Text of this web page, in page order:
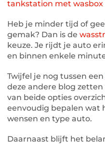
tankstation met wasbox
Heb je minder tijd of
gemak? Dan is de
keuze. Je rijdt je auto
en binnen enkele
Twijfel je nog tussen een
deze andere blog
van beide opties
eenvoudig bepalen wat
wensen en type auto.
Daarnaast blijft het